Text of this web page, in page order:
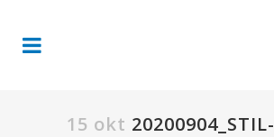
15 okt 20200904_STIL-